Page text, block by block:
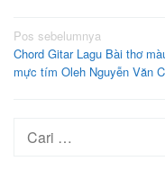
Navigasi
pos
Pos sebelumnya
Chord Gitar Lagu Bài thơ
mực tím Oleh Nguyễn Văn
Cari
untuk: